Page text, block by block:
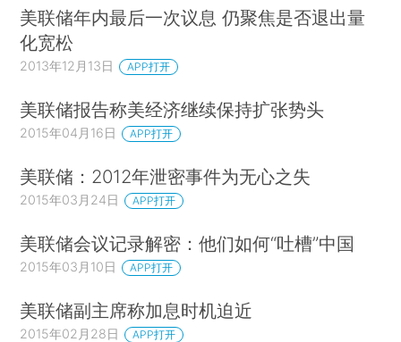
美联储年内最后一次议息 仍聚焦是否退出量
化宽松
2013年12月13日 APP打开
美联储报告称美经济继续保持扩张势头
2015年04月16日 APP打开
美联储：2012年泄密事件为无心之失
2015年03月24日 APP打开
美联储会议记录解密：他们如何“吐槽”中国
2015年03月10日 APP打开
美联储副主席称加息时机迫近
2015年02月28日 APP打开